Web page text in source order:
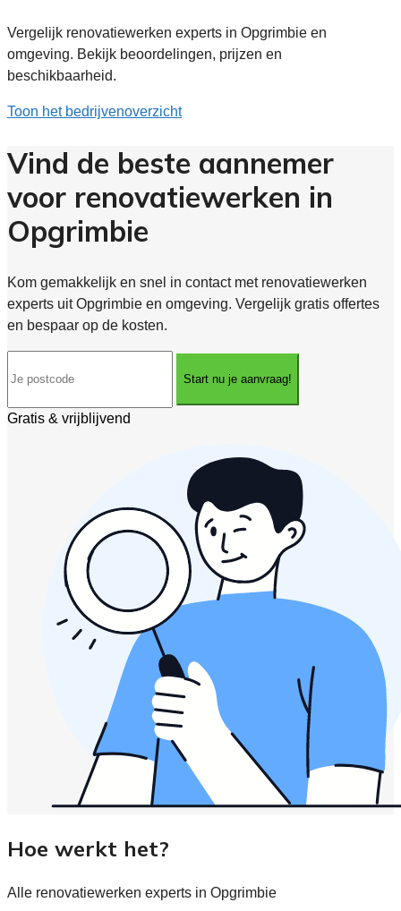
Vergelijk renovatiewerken experts in Opgrimbie en
omgeving. Bekijk beoordelingen, prijzen en
beschikbaarheid.
Toon het bedrijvenoverzicht
Vind de beste aannemer
voor renovatiewerken in
Opgrimbie
Kom gemakkelijk en snel in contact met renovatiewerken
experts uit Opgrimbie en omgeving. Vergelijk gratis offertes
en bespaar op de kosten.
Start nu je aanvraag!
Gratis & vrijblijvend
Hoe werkt het?
Alle renovatiewerken experts in Opgrimbie